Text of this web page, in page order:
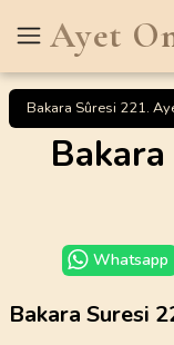
Ayet
Bakara Sûresi 221.
Whatsapp
Bakara Suresi